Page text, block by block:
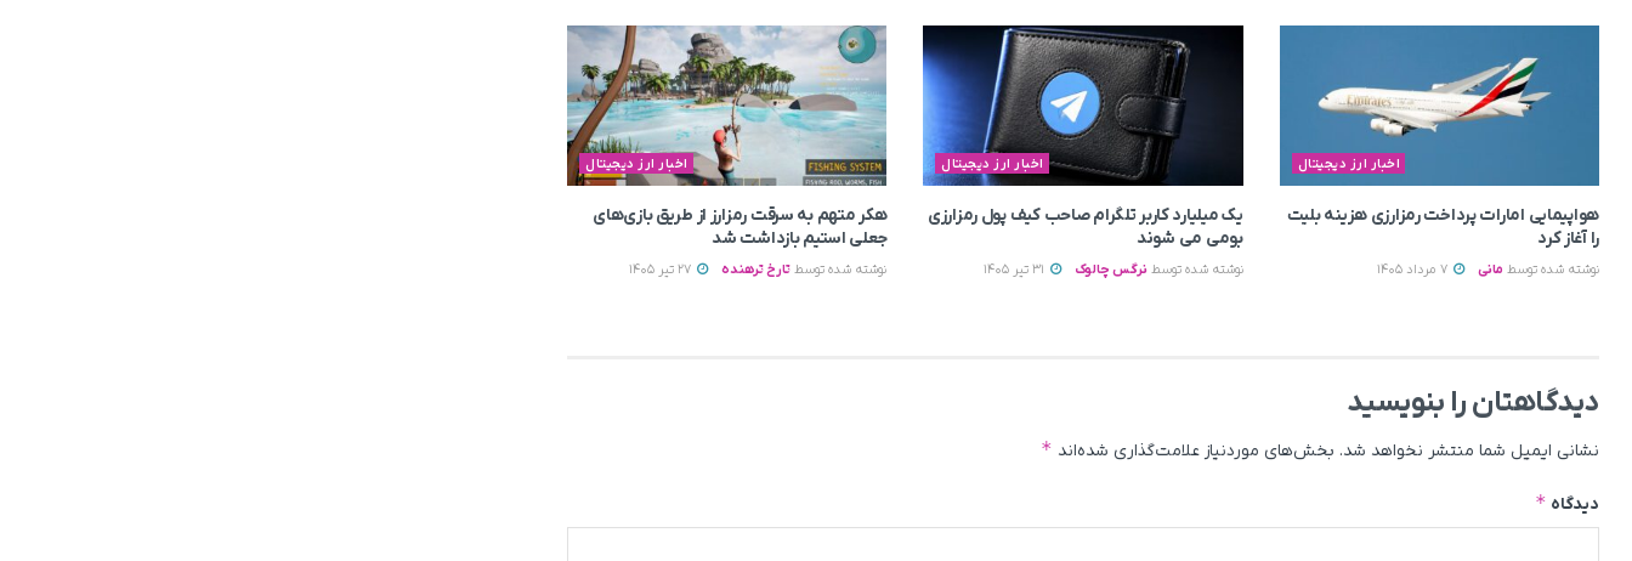
اخبار ارز دیجیتال
هواپیمایی امارات پرداخت رمزارزی هزینه بلیت
را آغاز کرد
نوشته شده توسط مانی
اخبار ارز دیجیتال
یک میلیارد کاربر تلگرام صاحب کیف پول رمزارزی
بومی می‌ شوند
نوشته شده توسط نرگس چالوک
اخبار ارز دیجیتال
هکر متهم به سرقت رمزارز از طریق بازی‌های
جعلی استیم بازداشت شد
نوشته شده توسط تارخ ترهنده
دیدگاهتان را بنویسید
نشانی ایمیل شما منتشر نخواهد شد. بخش‌های موردنیاز علامت‌گذاری شده‌اند *
دیدگاه *